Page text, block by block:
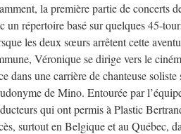
la première partie de concerts
un répertoire basé sur quelques 45-
les deux sœurs arrêtent cette
Véronique se dirige vers le
dans une carrière de chanteuse soliste
de Mino. Entourée par
qui ont permis à Plastic
surtout en Belgique et au Québec,